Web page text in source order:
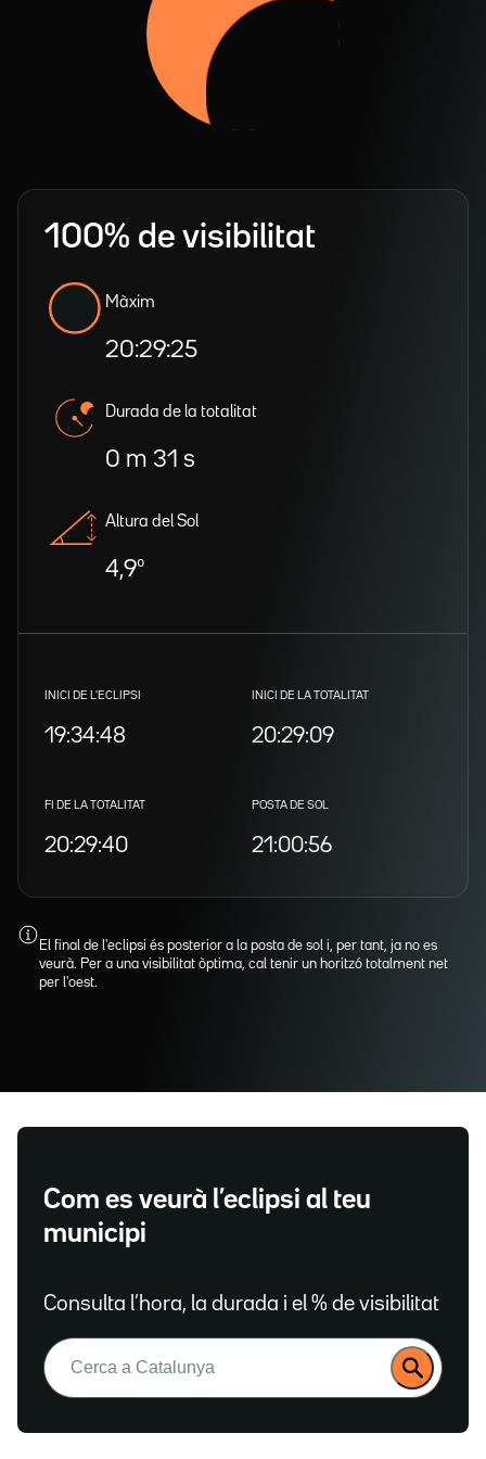
100% de visibilitat
Màxim
20:29:25
Durada de la totalitat
0 m 31 s
Altura del Sol
4,9º
INICI DE L'ECLIPSI
19:34:48
INICI DE LA TOTALITAT
20:29:09
FI DE LA TOTALITAT
20:29:40
POSTA DE SOL
21:00:56
El final de l'eclipsi és posterior a la posta de sol i, per tant, ja no es
veurà. Per a una visibilitat òptima, cal tenir un horitzó totalment net
per l'oest.
Com es veurà l’eclipsi al teu
municipi
Consulta l’hora, la durada i el % de visibilitat
Buscar: